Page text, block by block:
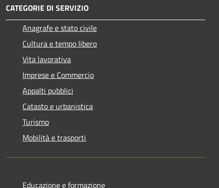
CATEGORIE DI SERVIZIO
Anagrafe e stato civile
Cultura e tempo libero
Vita lavorativa
Imprese e Commercio
Appalti pubblici
Catasto e urbanistica
Turismo
Mobilità e trasporti
Educazione e formazione